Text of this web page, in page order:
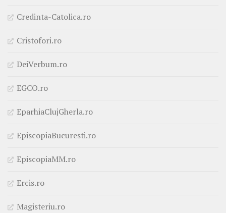
Credinta-Catolica.ro
Cristofori.ro
DeiVerbum.ro
EGCO.ro
EparhiaClujGherla.ro
EpiscopiaBucuresti.ro
EpiscopiaMM.ro
Ercis.ro
Magisteriu.ro